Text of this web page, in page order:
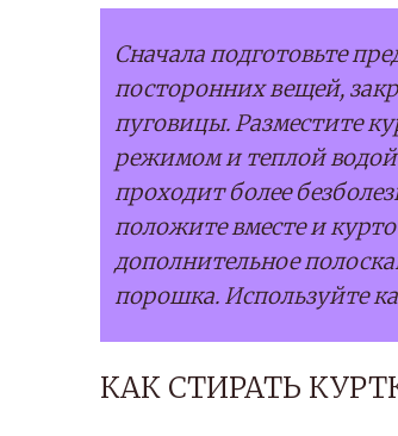
Сначала подготовьте
посторонних вещей,
пуговицы. Разместите
режимом и теплой водой
проходит более
положите вместе и
дополнительное
порошка. Используйте
КАК СТИРАТЬ